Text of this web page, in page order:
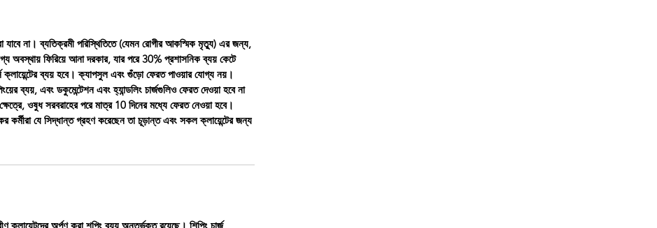
যাবে না। ব্যতিক্রমী পরিস্থিতিতে (যেমন রোগীর আকস্মিক মৃত্যু) এর জন্য,
অবস্থায় ফিরিয়ে আনা দরকার, যার পরে 30% প্রশাসনিক ব্যয় কেটে
ক্লায়েন্টের ব্যয় হবে। ক্যাপসুল এবং গুঁড়ো ফেরত পাওয়ার যোগ্য নয়।
ব্যয়, এবং ডকুমেন্টেশন এবং হ্যান্ডলিং চার্জগুলিও ফেরত দেওয়া হবে না
ওষুধ সরবরাহের পরে মাত্র 10 দিনের মধ্যে ফেরত নেওয়া হবে।
কর্মীরা যে সিদ্ধান্ত গ্রহণ করেছেন তা চূড়ান্ত এবং সকল ক্লায়েন্টের জন্য